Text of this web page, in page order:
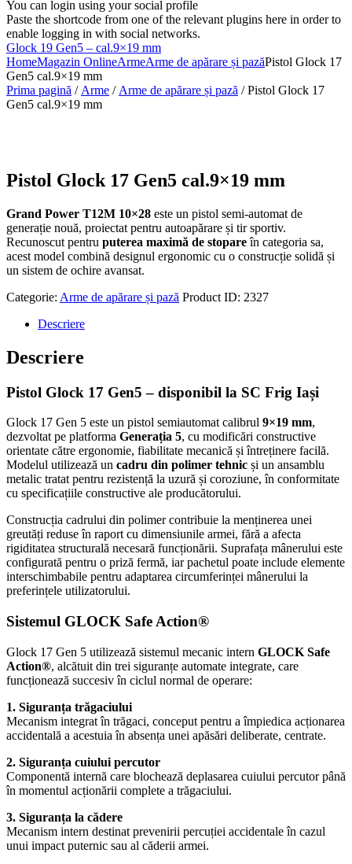
You can login using your social profile
Paste the shortcode from one of the relevant plugins here in order to
enable logging in with social networks.
Glock 19 Gen5 – cal.9×19 mm
HomeMagazin OnlineArmeArme de apărare și pazăPistol Glock 17
Gen5 cal.9×19 mm
Prima pagină / Arme / Arme de apărare și pază / Pistol Glock 17
Gen5 cal.9×19 mm
Pistol Glock 17 Gen5 cal.9×19 mm
Grand Power T12M 10×28 este un pistol semi-automat de
generație nouă, proiectat pentru autoapărare și tir sportiv.
Recunoscut pentru puterea maximă de stopareîn categoria sa,
acest model combină designul ergonomic cu o construcție solidă și
un sistem de ochire avansat.
Categorie: Arme de apărare și pază Product ID: 2327
Descriere
Descriere
Pistol Glock 17 Gen5 – disponibil la SC Frig Iași
Glock 17 Gen 5 este un pistol semiautomat calibrul 9×19 mm,
dezvoltat pe platforma Generația 5, cu modificări constructive
orientate către ergonomie, fiabilitate mecanică și întreținere facilă.
Modelul utilizează un cadru din polimer tehnic și un ansamblu
metalic tratat pentru rezistență la uzură și coroziune, în conformitate
cu specificațiile constructive ale producătorului.
Construcția cadrului din polimer contribuie la menținerea unei
greutăți reduse în raport cu dimensiunile armei, fără a afecta
rigiditatea structurală necesară funcționării. Suprafața mânerului este
configurată pentru o priză fermă, iar pachetul poate include elemente
interschimbabile pentru adaptarea circumferinței mânerului la
preferințele utilizatorului.
Sistemul GLOCK Safe Action®
Glock 17 Gen 5 utilizează sistemul mecanic intern GLOCK Safe
Action®, alcătuit din trei siguranțe automate integrate, care
funcționează succesiv în ciclul normal de operare:
1. Siguranța trăgaciului
Mecanism integrat în trăgaci, conceput pentru a împiedica acționarea
accidentală a acestuia în absența unei apăsări deliberate, centrate.
2. Siguranța cuiului percutor
Componentă internă care blochează deplasarea cuiului percutor până
în momentul acționării complete a trăgaciului.
3. Siguranța la cădere
Mecanism intern destinat prevenirii percuției accidentale în cazul
unui impact puternic sau al căderii armei.